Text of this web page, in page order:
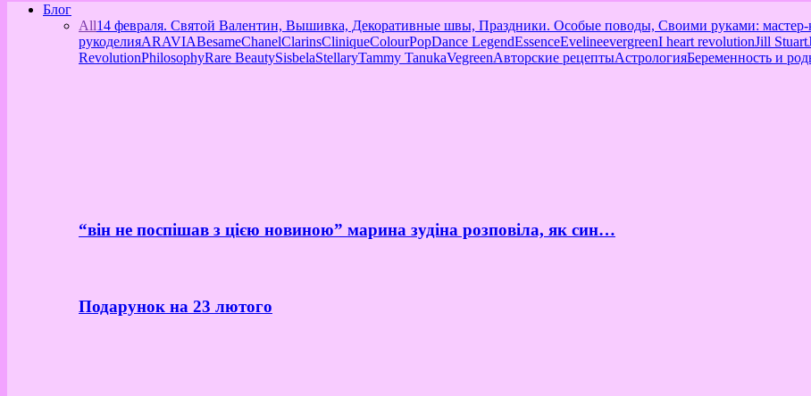
Блог
All14 февраля. Святой Валентин, Вышивка, Декоративные швы, Праздники. Особые поводы, Своими руками: мастер-
рукоделияARAVIABesameChanelClarinsCliniqueColourPopDance LegendEssenceEvelineevergreenI heart revolutionJill Stuart
RevolutionPhilosophyRare BeautySisbelaStellaryTammy TanukaVegreenАвторские рецептыАстрологияБеременность и
“він не поспішав з цією новиною” марина зудіна розповіла, як син…
Подарунок на 23 лютого